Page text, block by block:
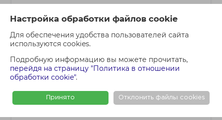
Настройка обработки файлов cookie
Для обеспечения удобства пользователей сайта
используются cookies.
Подробную информацию вы можете прочитать,
перейдя на страницу "Политика в отношении
обработки cookie".
Принято Отклонить файлы cookies
3-комнатная 348 000 BYN